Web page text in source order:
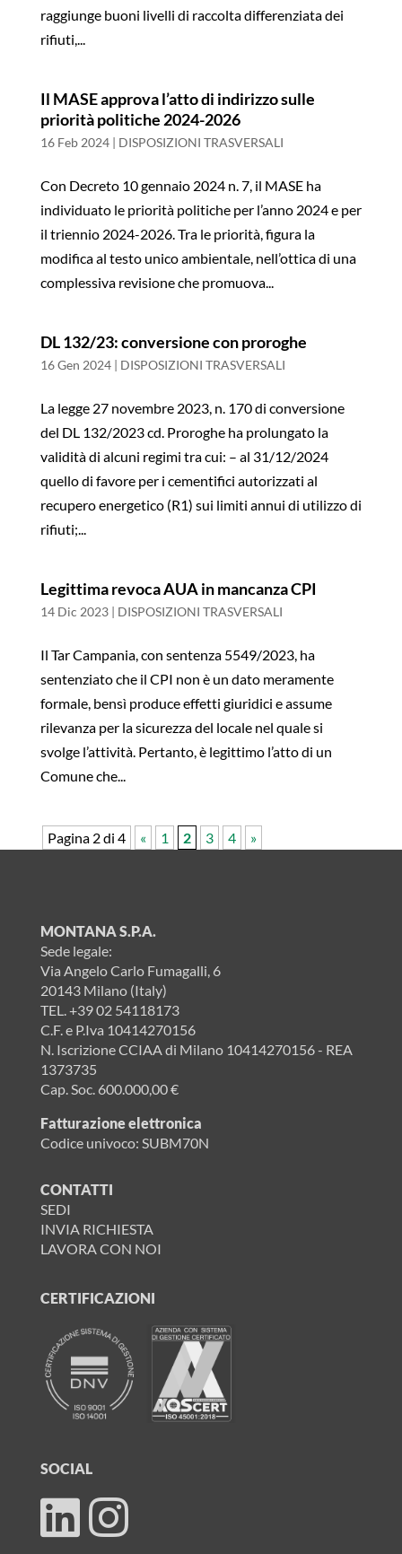
raggiunge buoni livelli di raccolta differenziata dei
rifiuti,...
Il MASE approva l’atto di indirizzo sulle
priorità politiche 2024-2026
16 Feb 2024| DISPOSIZIONI TRASVERSALI
Con Decreto 10 gennaio 2024 n. 7, il MASE ha
individuato le priorità politiche per l’anno 2024 e per
il triennio 2024-2026. Tra le priorità, figura la
modifica al testo unico ambientale, nell’ottica di una
complessiva revisione che promuova...
DL 132/23: conversione con proroghe
16 Gen 2024| DISPOSIZIONI TRASVERSALI
La legge 27 novembre 2023, n. 170 di conversione
del DL 132/2023 cd. Proroghe ha prolungato la
validità di alcuni regimi tra cui: – al 31/12/2024
quello di favore per i cementifici autorizzati al
recupero energetico (R1) sui limiti annui di utilizzo di
rifiuti;...
Legittima revoca AUA in mancanza CPI
14 Dic 2023| DISPOSIZIONI TRASVERSALI
Il Tar Campania, con sentenza 5549/2023, ha
sentenziato che il CPI non è un dato meramente
formale, bensì produce effetti giuridici e assume
rilevanza per la sicurezza del locale nel quale si
svolge l’attività. Pertanto, è legittimo l’atto di un
Comune che...
Pagina 2 di 4 « 1 2 3 4 »
MONTANA S.P.A.
Sede legale:
Via Angelo Carlo Fumagalli, 6
20143 Milano (Italy)
TEL.+39 02 54118173
C.F. e P.Iva 10414270156
N. Iscrizione CCIAA di Milano 10414270156 - REA
1373735
Cap. Soc. 600.000,00 €
Fatturazione elettronica
Codice univoco: SUBM70N
CONTATTI
SEDI
INVIA RICHIESTA
LAVORA CON NOI
CERTIFICAZIONI
SOCIAL